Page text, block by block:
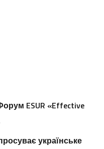
ESUR «Effective
українське